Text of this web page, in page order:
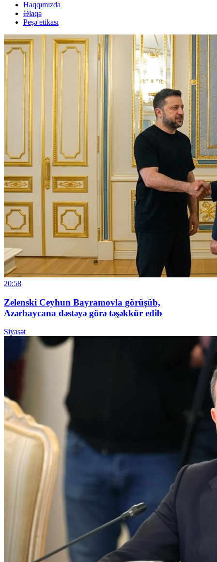
Haqqımızda
Əlaqə
Peşə etikası
20:58
Zelenski Ceyhun Bayramovla görüşüb,
Azərbaycana dəstəyə görə təşəkkür edib
Siyasət